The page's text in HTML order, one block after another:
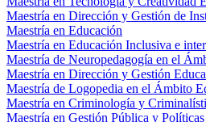
Maestría en Dirección y Gestión de
Maestría en Educación
Maestría en Educación Inclusiva e
Maestría de Neuropedagogía en el
Maestría en Dirección y Gestión
Maestría de Logopedia en el Ámbito
Maestría en Criminología y
Maestría en Gestión Pública y